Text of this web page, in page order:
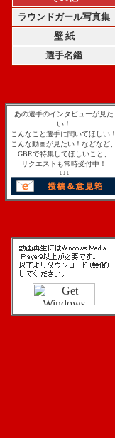
ラウンドガール写真集
壁 紙
選手名鑑
あの選手のインタビューが見た
い！
こんなこと選手に聞いてほしい！
こんな動画が見たい！などなど、
GBRで特集してほしいこと、
リクエストも常時受付中！
↓↓↓